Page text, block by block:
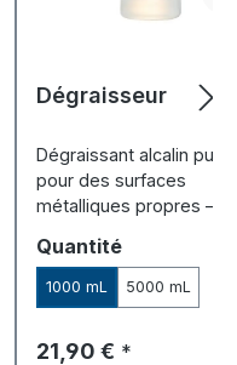
Dégraisseur
Dégraissant alcalin
pour des surfaces
métalliques propres –
galvanoplastie et
l'anodisation.
Sélectionnez
Quantité
1000 mL 5000 mL
Prix régulier :
21,90 € *